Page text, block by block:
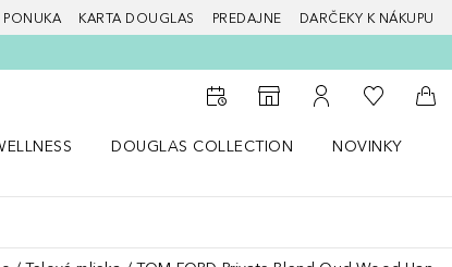
PONUKA KARTA DOUGLAS PREDAJNE DARČEKY K NÁKUPU
Do vyhľadávača predajní
Do môjho účtu
Do môjho
Do
DOUGLAS COLLECTION
NOVINKY